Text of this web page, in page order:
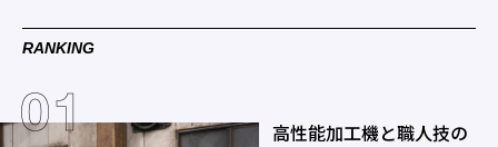
RANKING
高性能加工機と職人技の